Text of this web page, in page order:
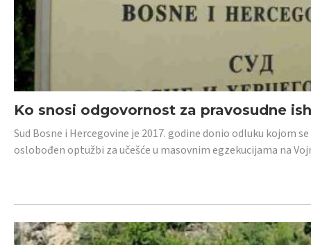
Ko snosi odgovornost za pravosudne
Sud Bosne i Hercegovine je 2017. godine donio odluku kojom
oslobođen optužbi za učešće u masovnim egzekucijama na